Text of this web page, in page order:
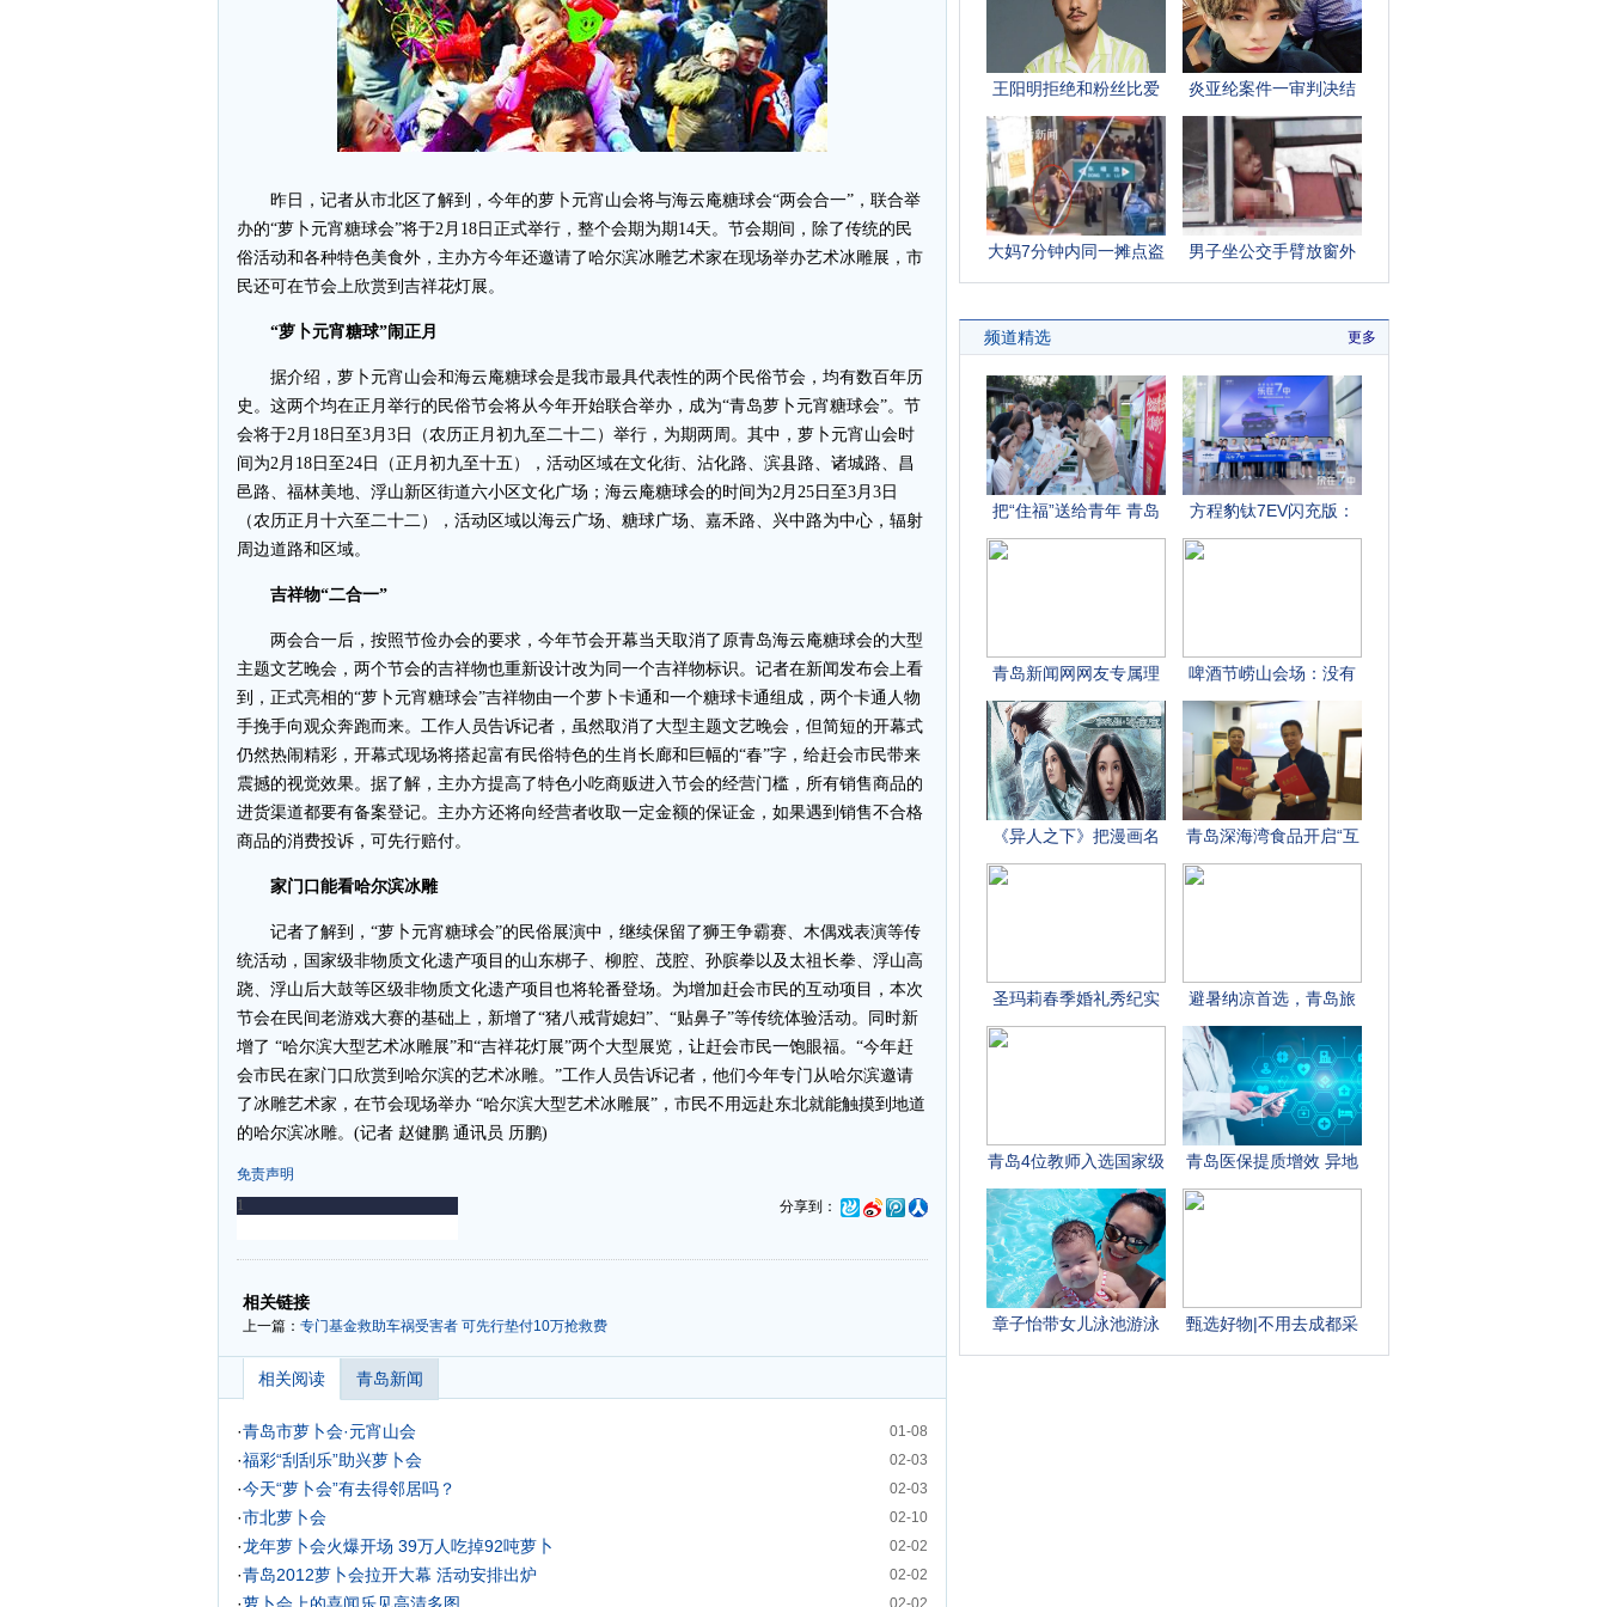
昨日，记者从市北区了解到，今年的萝卜元宵山会将与海云庵糖球会“两会合一”，联合举
办的“萝卜元宵糖球会”将于2月18日正式举行，整个会期为期14天。节会期间，除了传统的民
俗活动和各种特色美食外，主办方今年还邀请了哈尔滨冰雕艺术家在现场举办艺术冰雕展，市
民还可在节会上欣赏到吉祥花灯展。
“萝卜元宵糖球”闹正月
据介绍，萝卜元宵山会和海云庵糖球会是我市最具代表性的两个民俗节会，均有数百年历
史。这两个均在正月举行的民俗节会将从今年开始联合举办，成为“青岛萝卜元宵糖球会”。节
会将于2月18日至3月3日（农历正月初九至二十二）举行，为期两周。其中，萝卜元宵山会时
间为2月18日至24日（正月初九至十五），活动区域在文化街、沾化路、滨县路、诸城路、昌
邑路、福林美地、浮山新区街道六小区文化广场；海云庵糖球会的时间为2月25日至3月3日
（农历正月十六至二十二），活动区域以海云广场、糖球广场、嘉禾路、兴中路为中心，辐射
周边道路和区域。
吉祥物“二合一”
两会合一后，按照节俭办会的要求，今年节会开幕当天取消了原青岛海云庵糖球会的大型
主题文艺晚会，两个节会的吉祥物也重新设计改为同一个吉祥物标识。记者在新闻发布会上看
到，正式亮相的“萝卜元宵糖球会”吉祥物由一个萝卜卡通和一个糖球卡通组成，两个卡通人物
手挽手向观众奔跑而来。工作人员告诉记者，虽然取消了大型主题文艺晚会，但简短的开幕式
仍然热闹精彩，开幕式现场将搭起富有民俗特色的生肖长廊和巨幅的“春”字，给赶会市民带来
震撼的视觉效果。据了解，主办方提高了特色小吃商贩进入节会的经营门槛，所有销售商品的
进货渠道都要有备案登记。主办方还将向经营者收取一定金额的保证金，如果遇到销售不合格
商品的消费投诉，可先行赔付。
家门口能看哈尔滨冰雕
记者了解到，“萝卜元宵糖球会”的民俗展演中，继续保留了狮王争霸赛、木偶戏表演等传
统活动，国家级非物质文化遗产项目的山东梆子、柳腔、茂腔、孙膑拳以及太祖长拳、浮山高
跷、浮山后大鼓等区级非物质文化遗产项目也将轮番登场。为增加赶会市民的互动项目，本次
节会在民间老游戏大赛的基础上，新增了“猪八戒背媳妇”、“贴鼻子”等传统体验活动。同时新
增了 “哈尔滨大型艺术冰雕展”和“吉祥花灯展”两个大型展览，让赶会市民一饱眼福。“今年赶
会市民在家门口欣赏到哈尔滨的艺术冰雕。”工作人员告诉记者，他们今年专门从哈尔滨邀请
了冰雕艺术家，在节会现场举办 “哈尔滨大型艺术冰雕展”，市民不用远赴东北就能触摸到地道
的哈尔滨冰雕。(记者 赵健鹏 通讯员 历鹏)
免责声明
分享到：
-
相关链接
上一篇： 专门基金救助车祸受害者 可先行垫付10万抢救费
相关阅读 青岛新闻
01-08
·青岛市萝卜会·元宵山会
02-03
·福彩“刮刮乐”助兴萝卜会
02-03
·今天“萝卜会”有去得邻居吗？
02-10
·市北萝卜会
02-02
·龙年萝卜会火爆开场 39万人吃掉92吨萝卜
02-02
·青岛2012萝卜会拉开大幕 活动安排出炉
02-02